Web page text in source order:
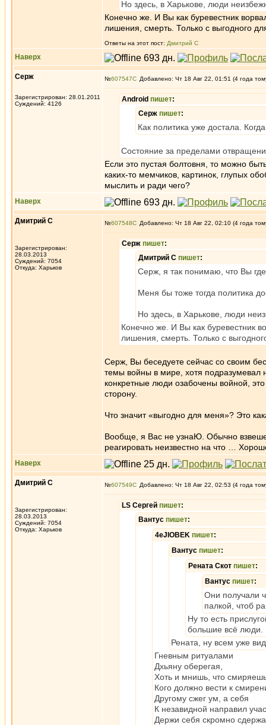
Но здесь, в Харькове, люди
Конечно же. И Вы как буревестник
лишения, смерть. Только с выгодного
Ответы на этот пост: Дмитрий С
Наверх
Серж
Зарегистрирован: 28.01.2011
Суждений: 4126
№607547 Добавлено: Чт 18 Авг 22, 01:51 (4 года
Android пишет:
Серж пишет:
Как политика уже достала.
Состояние за пределами
Если это пустая болтовня, то можно
каких-то мемчиков, картинок, глупых
мыслить и ради чего?
Наверх
Дмитрий С
Зарегистрирован:
28.03.2013
Суждений: 7054
Откуда: Харьков
№607548 Добавлено: Чт 18 Авг 22, 02:10 (4 года
Серж пишет:
Дмитрий С пишет:
Серж, я так понимаю, что Вы
Меня бы тоже тогда политика
Но здесь, в Харькове, люди
Конечно же. И Вы как буревестник
лишения, смерть. Только с
Серж, Вы беседуете сейчас со своим
темы войны в мире, хотя подразумевал
конкретные люди озабочены войной,
сторону.
Что значит «выгодно для меня»? Это
Вообще, я Вас не узнаЮ. Обычно
реагировать неизвестно на что …
Наверх
Дмитрий С
Зарегистрирован:
28.03.2013
Суждений: 7054
Откуда: Харьков
№607549 Добавлено: Чт 18 Авг 22, 02:53 (4 года
LS Сергей пишет:
Вантус пишет:
4eJIOBEK пишет:
Вантус пишет:
Рената Скот пишет:
Вантус пишет:
Они получали
палкой, чтоб
Ну то есть
большие всё люди.
Рената, ну всем уже
Гневным ритуалами
Дхьяну оберегая,
Хоть и мнишь, что
Кого должно вести к
Другому сжег ум, а себя
К незавидной направил
Держи себя скромно